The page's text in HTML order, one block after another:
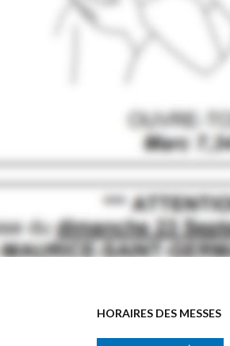
HORAIRES DES MESSES